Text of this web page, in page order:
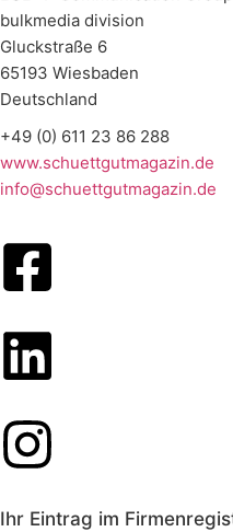
bulkmedia division
Gluckstraße 6
65193 Wiesbaden
Deutschland
+49 (0) 611 23 86 288
www.schuettgutmagazin.de
info@schuettgutmagazin.de
Ihr Eintrag im